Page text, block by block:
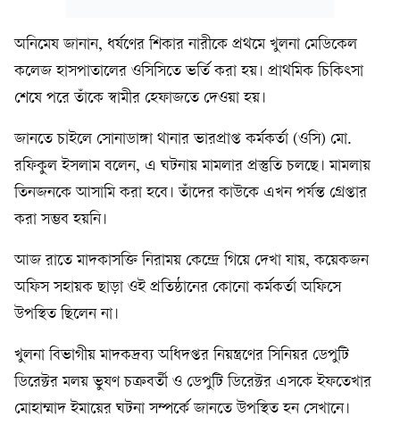
অনিমেষ জানান, ধর্ষণের শিকার নারীকে প্রথমে খুলনা মেডিকেল
কলেজ হাসপাতালের ওসিসিতে ভর্তি করা হয়। প্রাথমিক চিকিৎসা
শেষে পরে তাঁকে স্বামীর হেফাজতে দেওয়া হয়।
জানতে চাইলে সোনাডাঙ্গা থানার ভারপ্রাপ্ত কর্মকর্তা (ওসি) মো.
রফিকুল ইসলাম বলেন, এ ঘটনায় মামলার প্রস্তুতি চলছে। মামলায়
তিনজনকে আসামি করা হবে। তাঁদের কাউকে এখন পর্যন্ত গ্রেপ্তার
করা সম্ভব হয়নি।
আজ রাতে মাদকাসক্তি নিরাময় কেন্দ্রে গিয়ে দেখা যায়, কয়েকজন
অফিস সহায়ক ছাড়া ওই প্রতিষ্ঠানের কোনো কর্মকর্তা অফিসে
উপস্থিত ছিলেন না।
খুলনা বিভাগীয় মাদকদ্রব্য অধিদপ্তর নিয়ন্ত্রণের সিনিয়র ডেপুটি
ডিরেক্টর মলয় ভুষণ চক্রবর্তী ও ডেপুটি ডিরেক্টর এসকে ইফতেখার
মোহাম্মাদ ইমায়ের ঘটনা সম্পর্কে জানতে উপস্থিত হন সেখানে।